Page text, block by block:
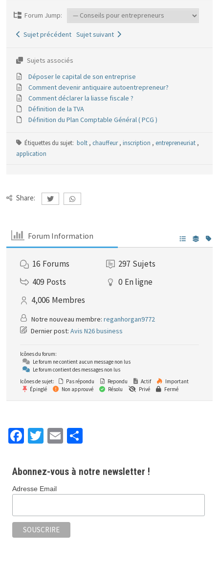
Forum Jump:
Sujet précédent Sujet suivant
Sujets associés
Déposer le capital de son entreprise
Comment devenir antiquaire autoentrepreneur?
Comment déclarer la liasse fiscale ?
Définition de la TVA
Définition du Plan Comptable Général ( PCG )
Étiquettes du sujet: bolt , chauffeur , inscription , entrepreneuriat ,
application
Share:
Forum Information
16 Forums 297 Sujets
409 Posts 0 En ligne
4,006 Membres
Notre nouveau membre: reganhorgan9772
Dernier post: Avis N26 business
Icônes du forum:
Le forum ne contient aucun message non lus
Le forum contient des messages non lus
Icônes de sujet:
Pas répondu Repondu Actif
Important
Épinglé
Non approuvé Résolu Privé Fermé
Fa
b
o
o
k
T
tt
er
E
ai
P
ta
r
Abonnez-vous à notre newsletter !
Adresse Email